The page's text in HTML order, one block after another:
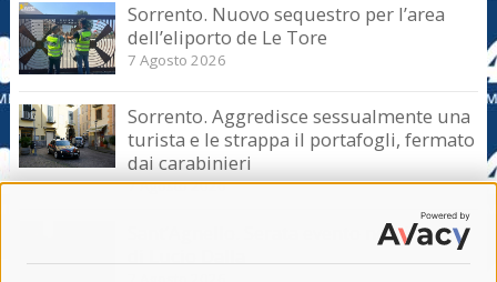
Sorrento. Nuovo sequestro per l’area
dell’eliporto de Le Tore
7 Agosto 2026
Sorrento. Aggredisce sessualmente una
turista e le strappa il portafogli, fermato
dai carabinieri
7 Agosto 2026
Sant’Agnello. Serata evento nel ricordo